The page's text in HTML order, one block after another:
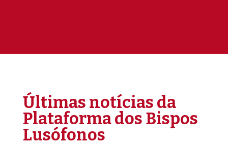
Últimas notícias da
Plataforma dos Bispos
Lusófonos